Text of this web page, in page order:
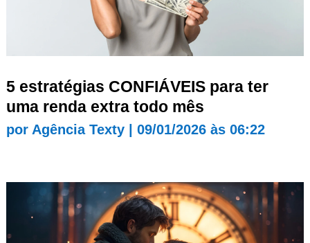
5 estratégias CONFIÁVEIS para ter
uma renda extra todo mês
por Agência Texty| 09/01/2026 às 06:22